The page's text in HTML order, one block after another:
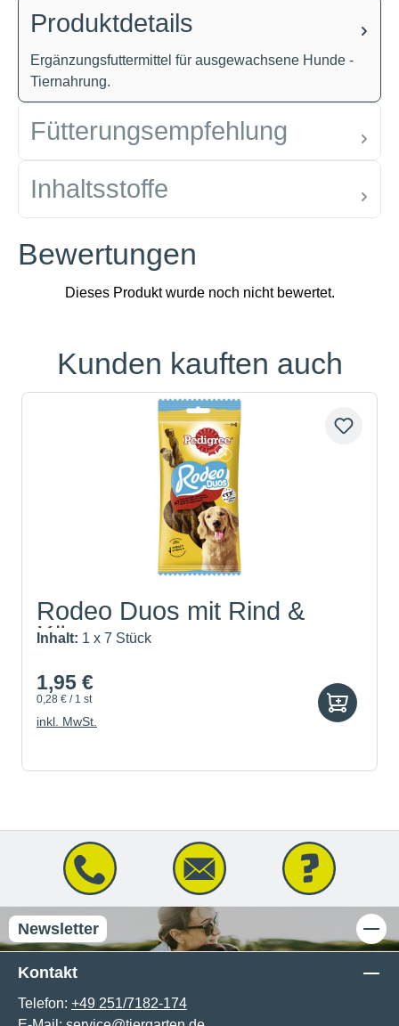
Produktdetails
Ergänzungsfuttermittel für ausgewachsene Hunde -
Tiernahrung.
Fütterungsempfehlung
Inhaltsstoffe
Bewertungen
Produktgalerie überspringen
Kunden kauften auch
Rodeo Duos mit Rind &
Käse
Inhalt: 1 x 7 Stück
1,95 €
0,28 € / 1 st
inkl. MwSt.
Newsletter
Kontakt
Telefon: +49 251/7182-174